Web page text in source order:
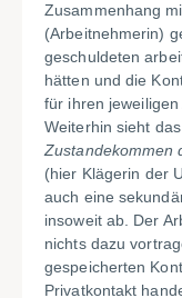
Zusammenhang
(Arbeitnehmerin)
geschuldeten
hätten und die
für ihren
Weiterhin sieht
Zustandekommen
(hier Klägerin der
auch eine
insoweit ab. Der
nichts dazu
gespeicherten
Privatkontakt